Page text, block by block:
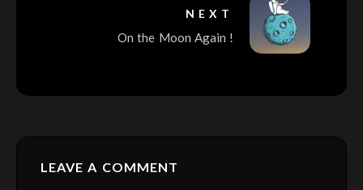
NEXT
On the Moon Again !
LEAVE A COMMENT